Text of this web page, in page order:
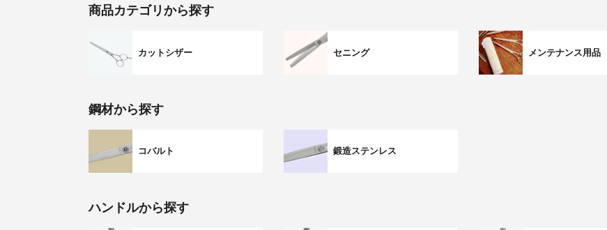
商品カテゴリから探す
カットシザー セニング メンテナンス用品
鋼材から探す
コバルト 鍛造ステンレス
ハンドルから探す